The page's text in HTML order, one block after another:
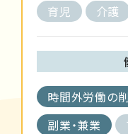
育児 介護
時間外労働の
副業・兼業